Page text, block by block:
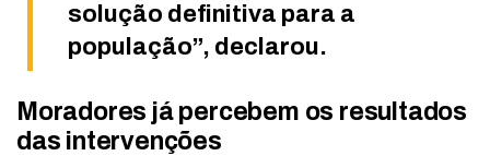
solução definitiva para a
população”, declarou.
Moradores já percebem os resultados
das intervenções